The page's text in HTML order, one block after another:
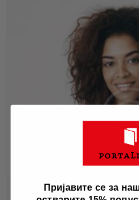
Пријавите се за